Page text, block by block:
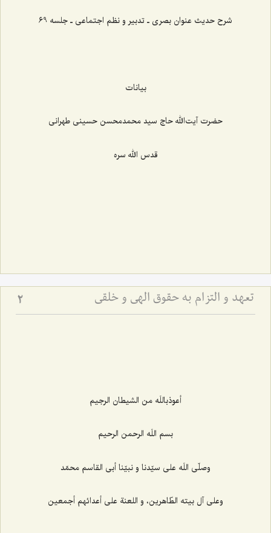
شرح حدیث عنوان بصری ـ تدبیر و نظم اجتماعی ـ جلسه 69
بیانات
حضرت آیت‌الله حاج سید محمدمحسن حسینی طهرانی
قدس الله سره
تعهد و التزام به حقوق الهى و خلقى 2
أعوذباللَه من الشيطان الرجيم‌
بسم اللَه الرحمن الرحيم‌
وصلّى اللَه على سيّدنا و نبيّنا أبى القاسم محمّد
وعلى آل بيته الطّاهرين، و اللعنة على أعدائهم أجمعين‌